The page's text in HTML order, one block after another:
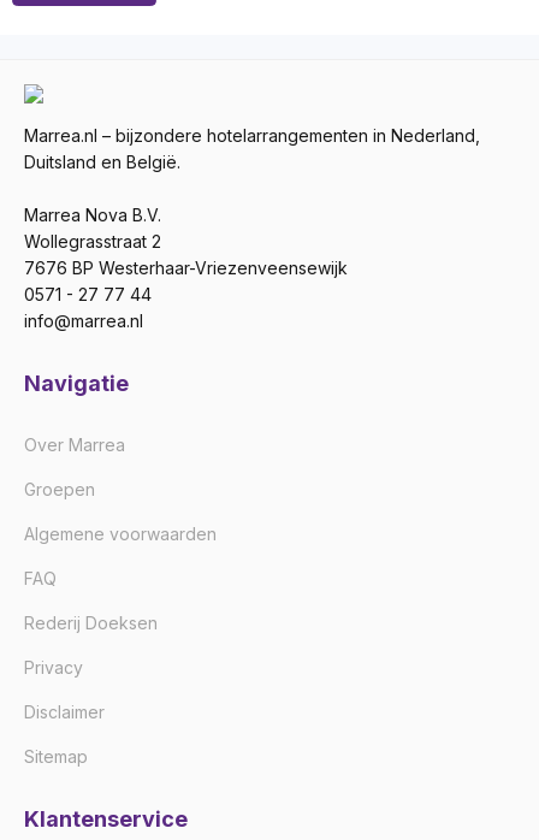
Marrea.nl – bijzondere hotelarrangementen in Nederland,
Duitsland en België.
Marrea Nova B.V.
Wollegrasstraat 2
7676 BP Westerhaar-Vriezenveensewijk
0571 - 27 77 44
info@marrea.nl
Navigatie
Over Marrea
Groepen
Algemene voorwaarden
FAQ
Rederij Doeksen
Privacy
Disclaimer
Sitemap
Klantenservice